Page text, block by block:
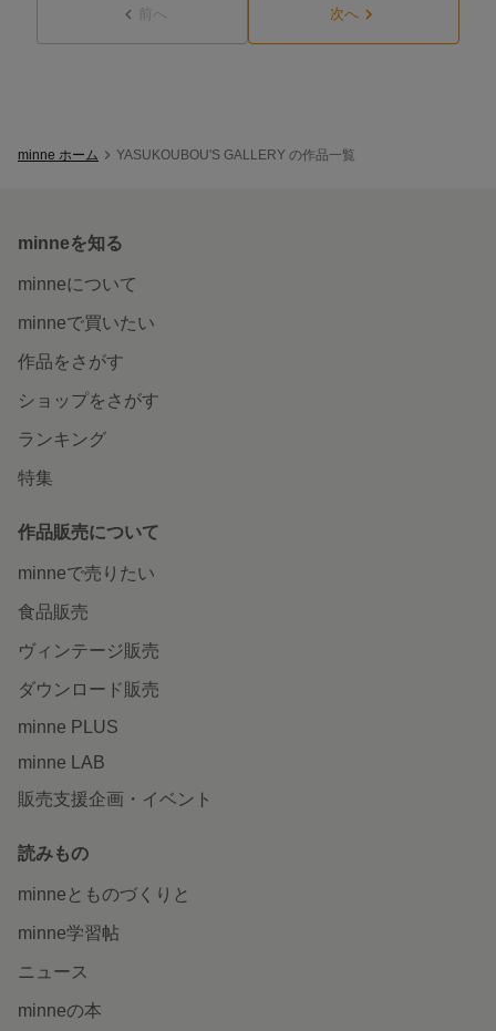
前へ 次へ
minne ホーム YASUKOUBOU'S GALLERY の作品一覧
minneを知る
minneについて
minneで買いたい
作品をさがす
ショップをさがす
ランキング
特集
作品販売について
minneで売りたい
食品販売
ヴィンテージ販売
ダウンロード販売
minne PLUS
minne LAB
販売支援企画・イベント
読みもの
minneとものづくりと
minne学習帖
ニュース
minneの本